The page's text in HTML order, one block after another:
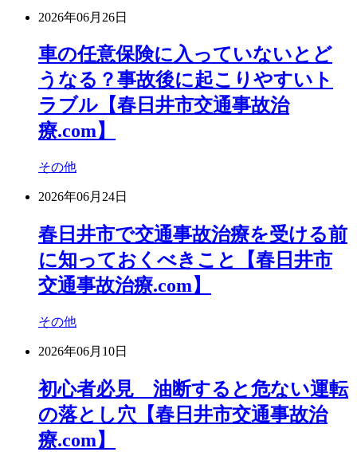
2026年06月26日
車の任意保険に入っていないとど
うなる？事故後に起こりやすいト
ラブル【春日井市交通事故治
療.com】
その他
2026年06月24日
春日井市で交通事故治療を受ける前
に知っておくべきこと【春日井市
交通事故治療.com】
その他
2026年06月10日
初心者必見 油断すると危ない運転
の落とし穴【春日井市交通事故治
療.com】